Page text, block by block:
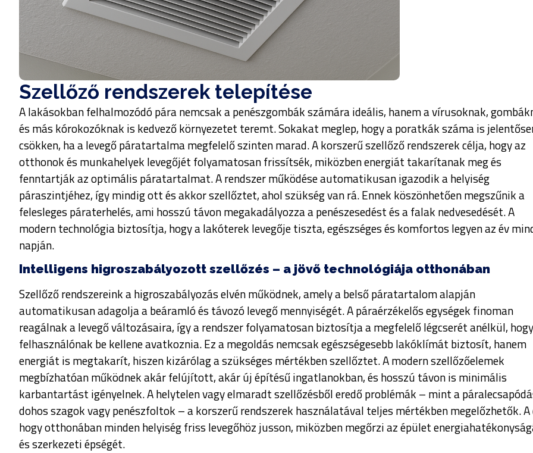
Szellőző rendszerek telepítése
A lakásokban felhalmozódó pára nemcsak a penészgombák számára ideális, hanem a vírusoknak,
és más kórokozóknak is kedvező környezetet teremt. Sokakat meglep, hogy a poratkák száma is
csökken, ha a levegő páratartalma megfelelő szinten marad. A korszerű szellőző rendszerek célja, hogy az
otthonok és munkahelyek levegőjét folyamatosan frissítsék, miközben energiát takarítanak meg és
fenntartják az optimális páratartalmat. A rendszer működése automatikusan igazodik a helyiség
páraszintjéhez, így mindig ott és akkor szellőztet, ahol szükség van rá. Ennek köszönhetően megszűnik a
felesleges páraterhelés, ami hosszú távon megakadályozza a penészesedést és a falak nedvesedését. A
modern technológia biztosítja, hogy a lakóterek levegője tiszta, egészséges és komfortos legyen az év
napján.
Intelligens higroszabályozott szellőzés – a jövő technológiája otthonában
Szellőző rendszereink a higroszabályozás elvén működnek, amely a belső páratartalom alapján
automatikusan adagolja a beáramló és távozó levegő mennyiségét. A páraérzékelős egységek finoman
reagálnak a levegő változásaira, így a rendszer folyamatosan biztosítja a megfelelő légcserét anélkül,
felhasználónak be kellene avatkoznia. Ez a megoldás nemcsak egészségesebb lakóklímát biztosít, hanem
energiát is megtakarít, hiszen kizárólag a szükséges mértékben szellőztet. A modern szellőzőelemek
megbízhatóan működnek akár felújított, akár új építésű ingatlanokban, és hosszú távon is minimális
karbantartást igényelnek. A helytelen vagy elmaradt szellőzésből eredő problémák – mint a
dohos szagok vagy penészfoltok – a korszerű rendszerek használatával teljes mértékben megelőzhetők. A
hogy otthonában minden helyiség friss levegőhöz jusson, miközben megőrzi az épület
és szerkezeti épségét.